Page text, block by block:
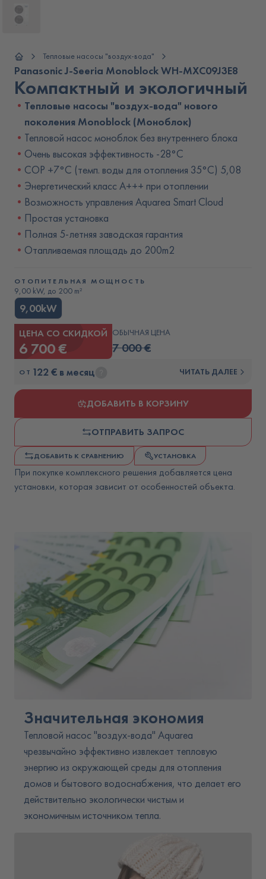
Тепловые насосы "воздух-вода"
Panasonic J-Seeria Monoblock WH-MXC09J3E8
Компактный и экологичный
Тепловые насосы "воздух-вода" нового
поколения Monoblock (Моноблок)
Тепловой насос моноблок без внутреннего блока
Очень высокая эффективность -28°C
COP +7°C (темп. воды для отопления 35°C) 5,08
Энергетический класс A+++ при отоплении
Возможность управления Aquarea Smart Cloud
Простая установка
Полная 5-летняя заводская гарантия
Отапливаемая площадь до 200m2
ОТОПИТЕЛЬНАЯ МОЩНОСТЬ
9,00 kW, до 200 m²
9,00kW
ЦЕНА СО СКИДКОЙ
6 700 €
ОБЫЧНАЯ ЦЕНА
7 000 €
ОТ 122 € в месяц ЧИТАТЬ ДАЛЕЕ
ДОБАВИТЬ В КОРЗИНУ
ОТПРАВИТЬ ЗАПРОС
ДОБАВИТЬ К СРАВНЕНИЮ УСТАНОВКА
При покупке комплексного решения добавляется цена
установки, которая зависит от особенностей объекта.
Значительная экономия
Тепловой насос "воздух-вода" Aquarea
чрезвычайно эффективно извлекает тепловую
энергию из окружающей среды для отопления
домов и бытового водоснабжения, что делает его
действительно экологически чистым и
экономичным источником тепла.